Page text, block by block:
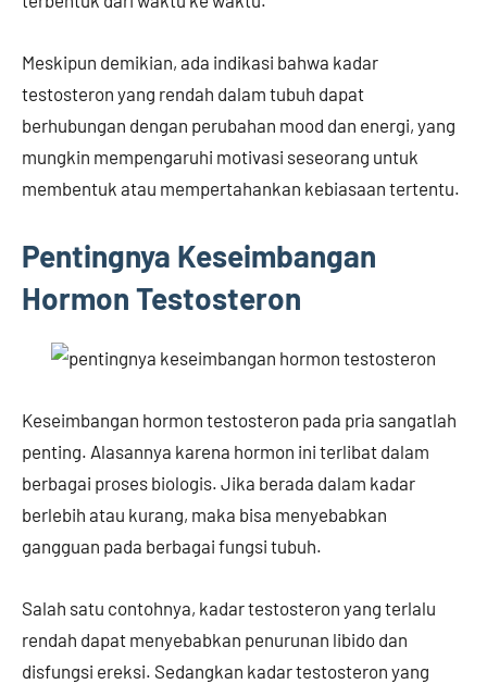
Meskipun demikian, ada indikasi bahwa kadar
testosteron yang rendah dalam tubuh dapat
berhubungan dengan perubahan mood dan energi, yang
mungkin mempengaruhi motivasi seseorang untuk
membentuk atau mempertahankan kebiasaan tertentu.
Pentingnya Keseimbangan
Hormon Testosteron
Keseimbangan hormon testosteron pada pria sangatlah
penting. Alasannya karena hormon ini terlibat dalam
berbagai proses biologis. Jika berada dalam kadar
berlebih atau kurang, maka bisa menyebabkan
gangguan pada berbagai fungsi tubuh.
Salah satu contohnya, kadar testosteron yang terlalu
rendah dapat menyebabkan penurunan libido dan
disfungsi ereksi. Sedangkan kadar testosteron yang